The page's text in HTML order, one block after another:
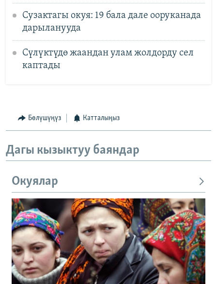
Сузактагы окуя: 19 бала дале ооруканада
дарыланууда
Сүлүктүдө жаандан улам жолдорду сел
каптады
Бөлүшүңүз Катталыңыз
Дагы кызыктуу баяндар
Окуялар